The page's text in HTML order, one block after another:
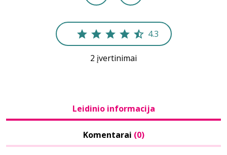
4.3
2 įvertinimai
Leidinio informacija
Komentarai (0)